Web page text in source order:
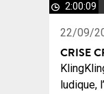
2:00:09
22/09/
CRISE
ludique,